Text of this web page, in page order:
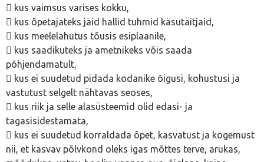
 kus vaimsus varises kokku,
 kus õpetajateks jäid hallid tuhmid käsutäitjaid,
 kus meelelahutus tõusis esiplaanile,
 kus saadikuteks ja ametnikeks võis saada
põhjendamatult,
 kus ei suudetud pidada kodanike õigusi, kohustusi ja
vastutust selgelt nähtavas seoses,
 kus riik ja selle alasüsteemid olid edasi- ja
tagasisidestamata,
 kus ei suudetud korraldada õpet, kasvatust ja kogemust
nii, et kasvav põlvkond oleks igas mõttes terve, arukas,